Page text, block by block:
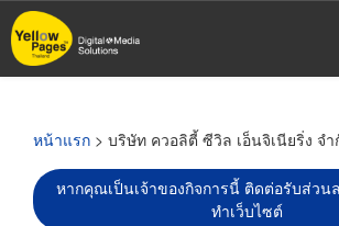
ข้าม
ไป
หน้าแรก > บริษัท ควอลิตี้ ซีวิล เอ็นจิเนียริ่ง จำ
หากคุณเป็นเจ้าของกิจการนี้ ติดต่อรับส่วน
ทำเว็บไซต์